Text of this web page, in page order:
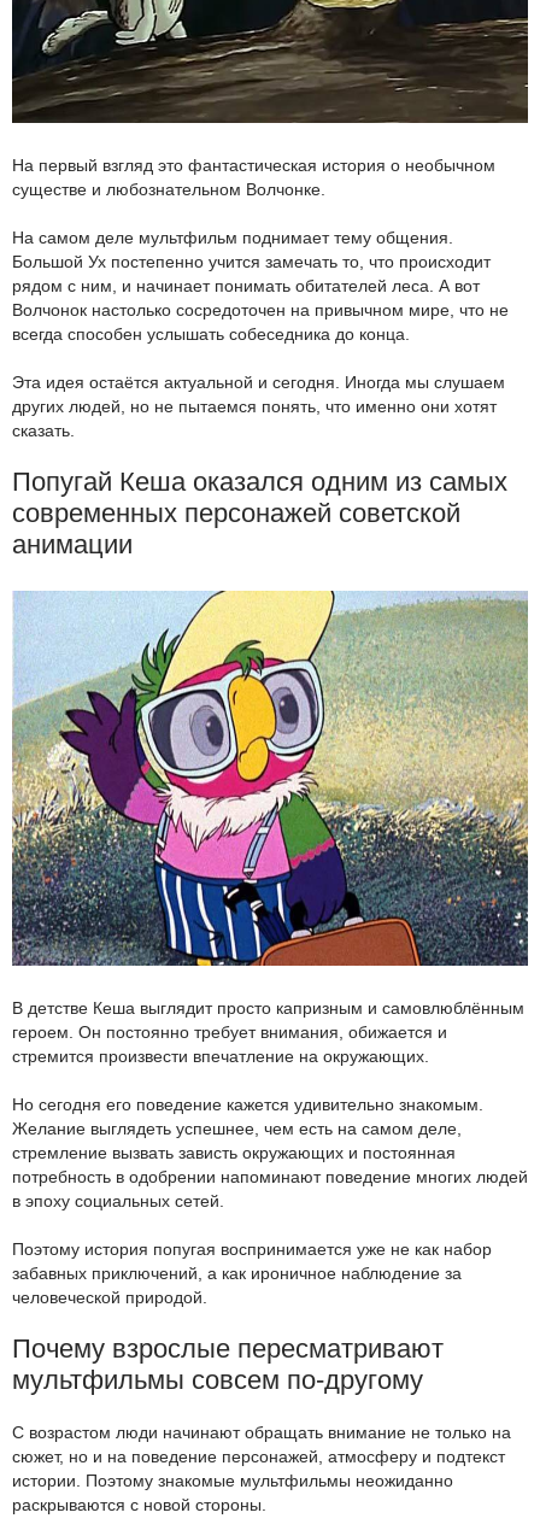
На первый взгляд это фантастическая история о необычном
существе и любознательном Волчонке.
На самом деле мультфильм поднимает тему общения.
Большой Ух постепенно учится замечать то, что происходит
рядом с ним, и начинает понимать обитателей леса. А вот
Волчонок настолько сосредоточен на привычном мире, что не
всегда способен услышать собеседника до конца.
Эта идея остаётся актуальной и сегодня. Иногда мы слушаем
других людей, но не пытаемся понять, что именно они хотят
сказать.
Попугай Кеша оказался одним из самых
современных персонажей советской
анимации
В детстве Кеша выглядит просто капризным и самовлюблённым
героем. Он постоянно требует внимания, обижается и
стремится произвести впечатление на окружающих.
Но сегодня его поведение кажется удивительно знакомым.
Желание выглядеть успешнее, чем есть на самом деле,
стремление вызвать зависть окружающих и постоянная
потребность в одобрении напоминают поведение многих людей
в эпоху социальных сетей.
Поэтому история попугая воспринимается уже не как набор
забавных приключений, а как ироничное наблюдение за
человеческой природой.
Почему взрослые пересматривают
мультфильмы совсем по-другому
С возрастом люди начинают обращать внимание не только на
сюжет, но и на поведение персонажей, атмосферу и подтекст
истории. Поэтому знакомые мультфильмы неожиданно
раскрываются с новой стороны.